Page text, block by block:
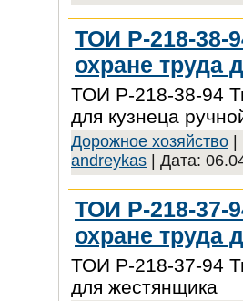
ТОИ Р-218-38-
охране труда
ТОИ Р-218-38-94
для кузнеца
Дорожное хозяйство |
andreykas | Дата:
ТОИ Р-218-37-
охране труда
ТОИ Р-218-37-94
для жестянщика